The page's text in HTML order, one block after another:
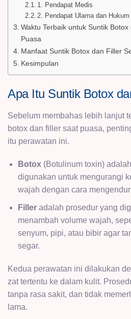
1. Pendapat Medis
2. Pendapat Ulama dan
Waktu Terbaik untuk Suntik
Puasa
Manfaat Suntik Botox dan Filler
Kesimpulan
Apa Itu Suntik Botox
Sebelum membahas lebih lanjut
botox dan filler saat puasa,
itu perawatan ini.
Botox (Botulinum toxin)
digunakan untuk mengurangi
wajah dengan cara
Filler adalah prosedur yang
menambah volume wajah,
senyum, pipi, atau bibir agar
segar.
Kedua perawatan ini dilakukan
zat tertentu ke dalam kulit.
tanpa rasa sakit, dan tidak
lama.